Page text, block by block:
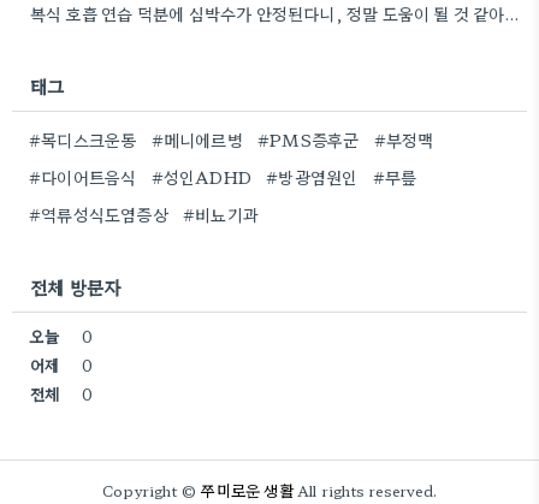
복식 호흡 연습 덕분에 심박수가 안정된다니, 정말 도움이 될 것 같아요. 저는 스트레스 받을 때…
태그
#목디스크운동 #메니에르병 #PMS증후군
#부정맥
#다이어트음식
#성인ADHD #방광염원인
#무릎
#역류성식도염증상
#비뇨기과
전체 방문자
오늘
0
어제
0
전체
0
Copyright ©쭈미로운 생활All rights reserved.